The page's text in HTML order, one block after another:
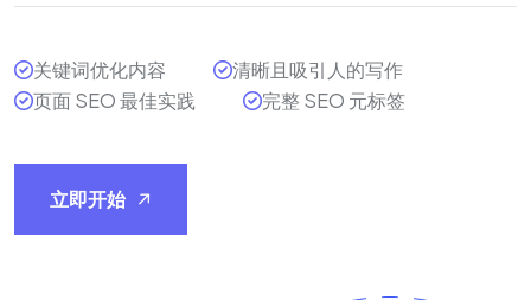
关键词优化内容
清晰且吸引人的写作
页面 SEO 最佳实践
完整 SEO 元标签
立即开始